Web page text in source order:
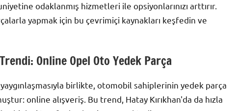
odaklanmış hizmetleri ile opsiyonlarınızı arttırır.
yapmak için bu çevrimiçi kaynakları keşfedin ve
Online Opel Oto Yedek Parça
birlikte, otomobil sahiplerinin yedek parça
online alışveriş. Bu trend, Hatay Kırıkhan'da da hızla